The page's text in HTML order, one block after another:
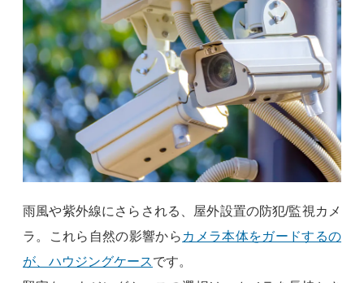
雨風や紫外線にさらされる、屋外設置の防犯/監視カメ
ラ。これら自然の影響から カメラ本体をガードするの
が、ハウジングケースです。